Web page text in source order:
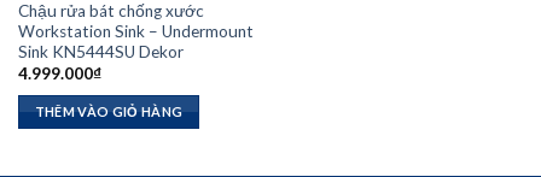
Chậu rửa bát chống xước
Workstation Sink – Undermount
Sink KN5444SU Dekor
4.999.000₫
THÊM VÀO GIỎ HÀNG